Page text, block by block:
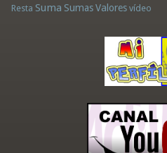
Resta Suma Sumas Valores vídeo